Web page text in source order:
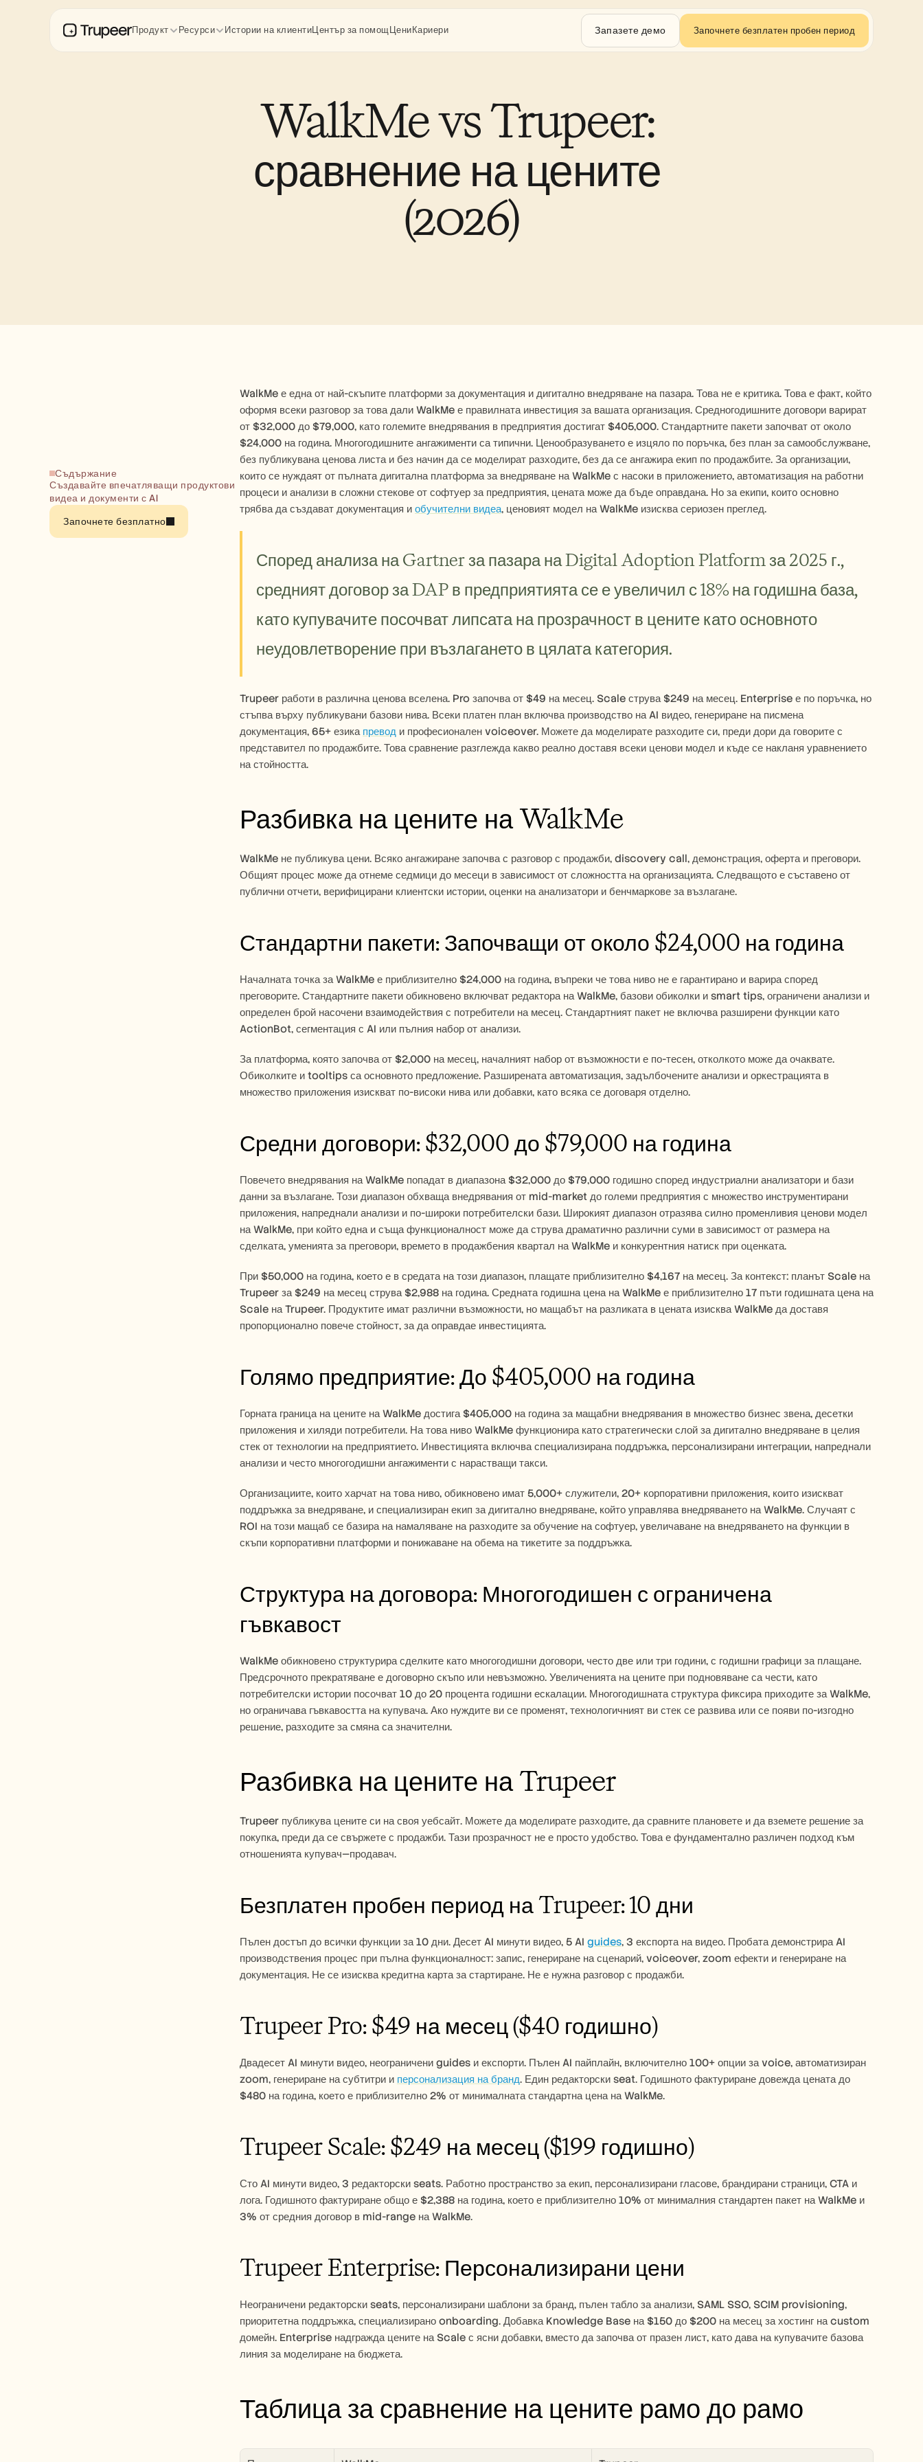
WalkMe vs Trupeer:
сравнение на цените
(2026)
Съдържание
Създавайте впечатляващи продуктови
видеа и документи с AI
Започнете безплатно
WalkMe е една от най-скъпите платформи за документация и дигитално внедряване на пазара. Това не е критика. Това е факт, който
оформя всеки разговор за това дали WalkMe е правилната инвестиция за вашата организация. Средногодишните договори варират
от $32,000 до $79,000, като големите внедрявания в предприятия достигат $405,000. Стандартните пакети започват от около
$24,000 на година. Многогодишните ангажименти са типични. Ценообразуването е изцяло по поръчка, без план за самообслужване,
без публикувана ценова листа и без начин да се моделират разходите, без да се ангажира екип по продажбите. За организации,
които се нуждаят от пълната дигитална платформа за внедряване на WalkMe с насоки в приложението, автоматизация на работни
процеси и анализи в сложни стекове от софтуер за предприятия, цената може да бъде оправдана. Но за екипи, които основно
трябва да създават документация и обучителни видеа, ценовият модел на WalkMe изисква сериозен преглед.
Според анализа на Gartner за пазара на Digital Adoption Platform за 2025 г.,
средният договор за DAP в предприятията се е увеличил с 18% на годишна база,
като купувачите посочват липсата на прозрачност в цените като основното
неудовлетворение при възлагането в цялата категория.
Trupeer работи в различна ценова вселена. Pro започва от $49 на месец. Scale струва $249 на месец. Enterprise е по поръчка, но
стъпва върху публикувани базови нива. Всеки платен план включва производство на AI видео, генериране на писмена
документация, 65+ езика превод и професионален voiceover. Можете да моделирате разходите си, преди дори да говорите с
представител по продажбите. Това сравнение разглежда какво реално доставя всеки ценови модел и къде се накланя уравнението
на стойността.
Разбивка на цените на WalkMe
WalkMe не публикува цени. Всяко ангажиране започва с разговор с продажби, discovery call, демонстрация, оферта и преговори.
Общият процес може да отнеме седмици до месеци в зависимост от сложността на организацията. Следващото е съставено от
публични отчети, верифицирани клиентски истории, оценки на анализатори и бенчмаркове за възлагане.
Стандартни пакети: Започващи от около $24,000 на година
Началната точка за WalkMe е приблизително $24,000 на година, въпреки че това ниво не е гарантирано и варира според
преговорите. Стандартните пакети обикновено включват редактора на WalkMe, базови обиколки и smart tips, ограничени анализи и
определен брой насочени взаимодействия с потребители на месец. Стандартният пакет не включва разширени функции като
ActionBot, сегментация с AI или пълния набор от анализи.
За платформа, която започва от $2,000 на месец, началният набор от възможности е по-тесен, отколкото може да очаквате.
Обиколките и tooltips са основното предложение. Разширената автоматизация, задълбочените анализи и оркестрацията в
множество приложения изискват по-високи нива или добавки, като всяка се договаря отделно.
Средни договори: $32,000 до $79,000 на година
Повечето внедрявания на WalkMe попадат в диапазона $32,000 до $79,000 годишно според индустриални анализатори и бази
данни за възлагане. Този диапазон обхваща внедрявания от mid-market до големи предприятия с множество инструментирани
приложения, напреднали анализи и по-широки потребителски бази. Широкият диапазон отразява силно променливия ценови модел
на WalkMe, при който една и съща функционалност може да струва драматично различни суми в зависимост от размера на
сделката, уменията за преговори, времето в продажбения квартал на WalkMe и конкурентния натиск при оценката.
При $50,000 на година, което е в средата на този диапазон, плащате приблизително $4,167 на месец. За контекст: планът Scale на
Trupeer за $249 на месец струва $2,988 на година. Средната годишна цена на WalkMe е приблизително 17 пъти годишната цена на
Scale на Trupeer. Продуктите имат различни възможности, но мащабът на разликата в цената изисква WalkMe да доставя
пропорционално повече стойност, за да оправдае инвестицията.
Голямо предприятие: До $405,000 на година
Горната граница на цените на WalkMe достига $405,000 на година за мащабни внедрявания в множество бизнес звена, десетки
приложения и хиляди потребители. На това ниво WalkMe функционира като стратегически слой за дигитално внедряване в целия
стек от технологии на предприятието. Инвестицията включва специализирана поддръжка, персонализирани интеграции, напреднали
анализи и често многогодишни ангажименти с нарастващи такси.
Организациите, които харчат на това ниво, обикновено имат 5,000+ служители, 20+ корпоративни приложения, които изискват
поддръжка за внедряване, и специализиран екип за дигитално внедряване, който управлява внедряването на WalkMe. Случаят с
ROI на този мащаб се базира на намаляване на разходите за обучение на софтуер, увеличаване на внедряването на функции в
скъпи корпоративни платформи и понижаване на обема на тикетите за поддръжка.
Структура на договора: Многогодишен с ограничена
гъвкавост
WalkMe обикновено структурира сделките като многогодишни договори, често две или три години, с годишни графици за плащане.
Предсрочното прекратяване е договорно скъпо или невъзможно. Увеличенията на цените при подновяване са чести, като
потребителски истории посочват 10 до 20 процента годишни ескалации. Многогодишната структура фиксира приходите за WalkMe,
но ограничава гъвкавостта на купувача. Ако нуждите ви се променят, технологичният ви стек се развива или се появи по-изгодно
решение, разходите за смяна са значителни.
Разбивка на цените на Trupeer
Trupeer публикува цените си на своя уебсайт. Можете да моделирате разходите, да сравните плановете и да вземете решение за
покупка, преди да се свържете с продажби. Тази прозрачност не е просто удобство. Това е фундаментално различен подход към
отношенията купувач—продавач.
Безплатен пробен период на Trupeer: 10 дни
Пълен достъп до всички функции за 10 дни. Десет AI минути видео, 5 AI guides, 3 експорта на видео. Пробата демонстрира AI
производствения процес при пълна функционалност: запис, генериране на сценарий, voiceover, zoom ефекти и генериране на
документация. Не се изисква кредитна карта за стартиране. Не е нужна разговор с продажби.
Trupeer Pro: $49 на месец ($40 годишно)
Двадесет AI минути видео, неограничени guides и експорти. Пълен AI пайплайн, включително 100+ опции за voice, автоматизиран
zoom, генериране на субтитри и персонализация на бранд. Един редакторски seat. Годишното фактуриране довежда цената до
$480 на година, което е приблизително 2% от минималната стандартна цена на WalkMe.
Trupeer Scale: $249 на месец ($199 годишно)
Сто AI минути видео, 3 редакторски seats. Работно пространство за екип, персонализирани гласове, брандирани страници, CTA и
лога. Годишното фактуриране общо е $2,388 на година, което е приблизително 10% от минималния стандартен пакет на WalkMe и
3% от средния договор в mid-range на WalkMe.
Trupeer Enterprise: Персонализирани цени
Неограничени редакторски seats, персонализирани шаблони за бранд, пълен табло за анализи, SAML SSO, SCIM provisioning,
приоритетна поддръжка, специализирано onboarding. Добавка Knowledge Base на $150 до $200 на месец за хостинг на custom
домейн. Enterprise надгражда цените на Scale с ясни добавки, вместо да започва от празен лист, като дава на купувачите базова
линия за моделиране на бюджета.
Таблица за сравнение на цените рамо до рамо
Продукт Ресурси Истории на клиентиЦентър за помощЦениКариери Запазете демо Започнете безплатен пробен период